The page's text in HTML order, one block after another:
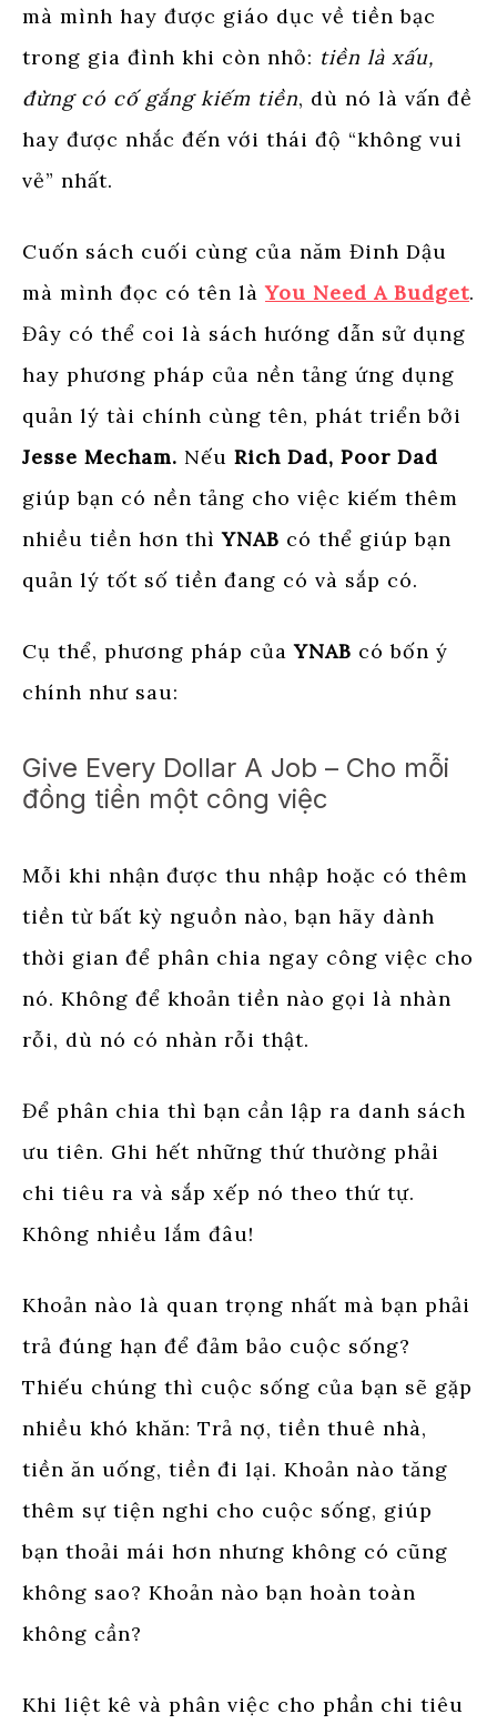
mà mình hay được giáo dục về tiền bạc
trong gia đình khi còn nhỏ: tiền là xấu,
đừng có cố gắng kiếm tiền, dù nó là vấn đề
hay được nhắc đến với thái độ “không vui
vẻ” nhất.
Cuốn sách cuối cùng của năm Đinh Dậu
mà mình đọc có tên làYou Need A Budget.
Đây có thể coi là sách hướng dẫn sử dụng
hay phương pháp của nền tảng ứng dụng
quản lý tài chính cùng tên, phát triển bởi
Jesse Mecham. Nếu Rich Dad, Poor Dad
giúp bạn có nền tảng cho việc kiếm thêm
nhiều tiền hơn thìYNAB có thể giúp bạn
quản lý tốt số tiền đang có và sắp có.
Cụ thể, phương pháp củaYNAB có bốn ý
chính như sau:
Give Every Dollar A Job – Cho mỗi
đồng tiền một công việc
Mỗi khi nhận được thu nhập hoặc có thêm
tiền từ bất kỳ nguồn nào, bạn hãy dành
thời gian để phân chia ngay công việc cho
nó. Không để khoản tiền nào gọi là nhàn
rỗi, dù nó có nhàn rỗi thật.
Để phân chia thì bạn cần lập ra danh sách
ưu tiên. Ghi hết những thứ thường phải
chi tiêu ra và sắp xếp nó theo thứ tự.
Không nhiều lắm đâu!
Khoản nào là quan trọng nhất mà bạn phải
trả đúng hạn để đảm bảo cuộc sống?
Thiếu chúng thì cuộc sống của bạn sẽ gặp
nhiều khó khăn: Trả nợ, tiền thuê nhà,
tiền ăn uống, tiền đi lại. Khoản nào tăng
thêm sự tiện nghi cho cuộc sống, giúp
bạn thoải mái hơn nhưng không có cũng
không sao? Khoản nào bạn hoàn toàn
không cần?
Khi liệt kê và phân việc cho phần chi tiêu